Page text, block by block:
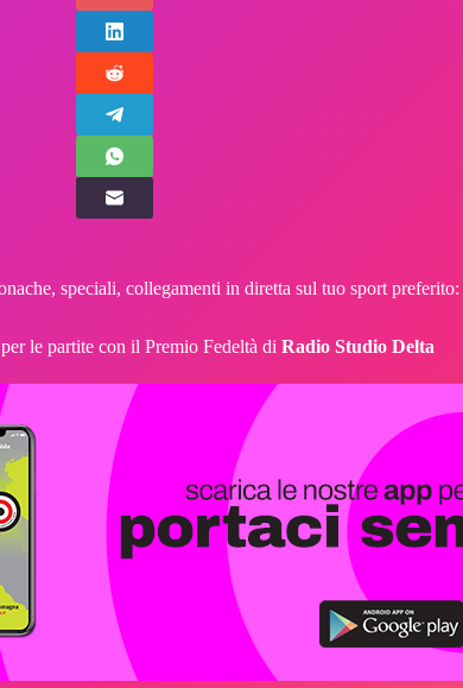
speciali, collegamenti in diretta sul tuo sport preferito:
le partite con il Premio Fedeltà di Radio Studio Delta